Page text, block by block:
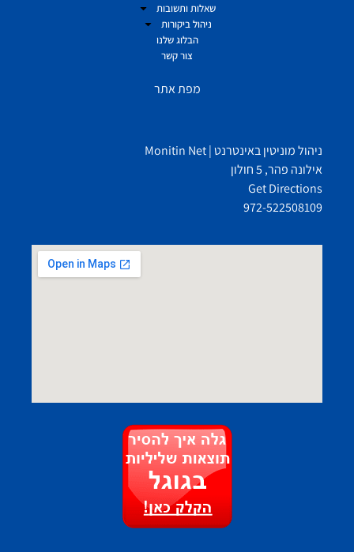
שאלות ותשובות
ניהול ביקורות
הבלוג שלנו
צור קשר
מפת אתר
ניהול מוניטין באינטרנט | Monitin Net
אילונה פהר, 5 חולון
Get Directions
972-522508109